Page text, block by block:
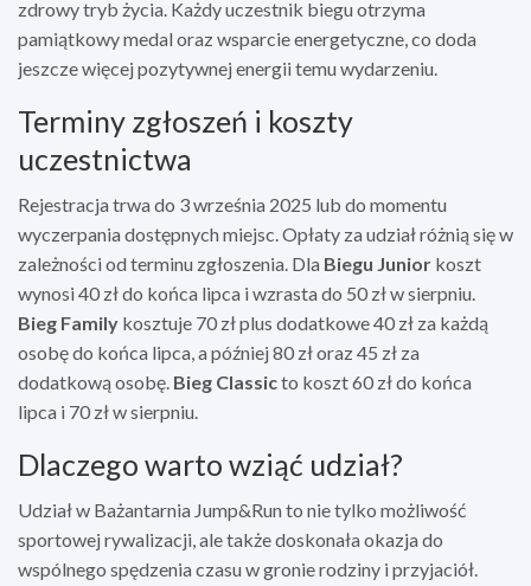
zdrowy tryb życia. Każdy uczestnik biegu otrzyma
pamiątkowy medal oraz wsparcie energetyczne, co doda
jeszcze więcej pozytywnej energii temu wydarzeniu.
Terminy zgłoszeń i koszty
uczestnictwa
Rejestracja trwa do 3 września 2025 lub do momentu
wyczerpania dostępnych miejsc. Opłaty za udział różnią się w
zależności od terminu zgłoszenia. Dla Biegu Junior koszt
wynosi 40 zł do końca lipca i wzrasta do 50 zł w sierpniu.
Bieg Family kosztuje 70 zł plus dodatkowe 40 zł za każdą
osobę do końca lipca, a później 80 zł oraz 45 zł za
dodatkową osobę. Bieg Classicto koszt 60 zł do końca
lipca i 70 zł w sierpniu.
Dlaczego warto wziąć udział?
Udział w Bażantarnia Jump&Run to nie tylko możliwość
sportowej rywalizacji, ale także doskonała okazja do
wspólnego spędzenia czasu w gronie rodziny i przyjaciół.